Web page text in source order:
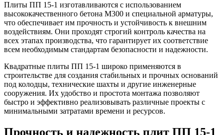
Плиты ПП 15-1 изготавливаются с использованием
высококачественного бетона М300 и специальной арматуры,
что обеспечивает им прочность и устойчивость к внешним
воздействиям. Они проходят строгий контроль качества на
всех этапах производства, что гарантирует их соответствие
всем необходимым стандартам безопасности и надежности.
Квадратные плиты ПП 15-1 широко применяются в
строительстве для создания стабильных и прочных оснований
под колодцы, технические шахты и другие инженерные
сооружения. Их удобство и простота монтажа позволяют
быстро и эффективно реализовывать различные проекты с
минимальными затратами времени и ресурсов.
Прочность и надежность плит ПП 15-1